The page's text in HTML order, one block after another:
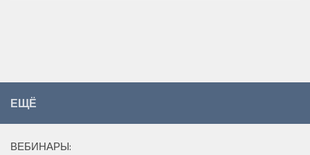
ЕЩЁ
ВЕБИНАРЫ: